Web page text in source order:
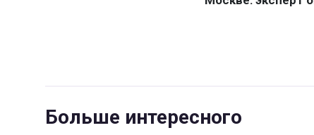
Больше интересного